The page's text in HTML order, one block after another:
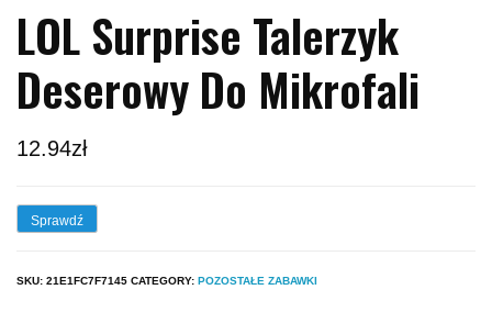
LOL Surprise Talerzyk
Deserowy Do Mikrofali
12.94zł
Sprawdź
SKU: 21E1FC7F7145 CATEGORY: POZOSTAŁE ZABAWKI